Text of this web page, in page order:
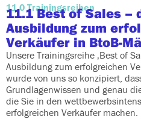
11.0 Trainingsreihen
11.1 Best of Sales –
Ausbildung zum
Verkäufer in BtoB-
Unsere Trainingsreihe ‚Best of
Ausbildung zum erfolgreichen
wurde von uns so konzipiert,
Grundlagenwissen und genau
die Sie in den
erfolgreichen Verkäufer machen.